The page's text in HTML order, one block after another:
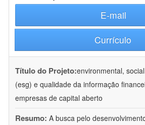
E-mail
Currículo
Título do Projeto:environmental,
(esg) e qualidade da informação
empresas de capital aberto
Resumo: A busca pelo